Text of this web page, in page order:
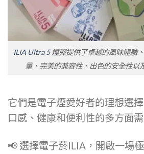
ILIA Ultra 5煙彈提供了卓越的風味體驗
量、完美的兼容性、出色的安全性以
它們是電子煙愛好者的理想選
口感、健康和便利性的多方面需
📢 選擇電子菸ILIA，開啟一場